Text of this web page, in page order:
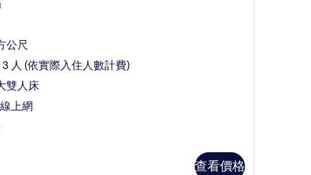
公尺
人 (依實際入住人數計費)
雙人床
上網
查看價格